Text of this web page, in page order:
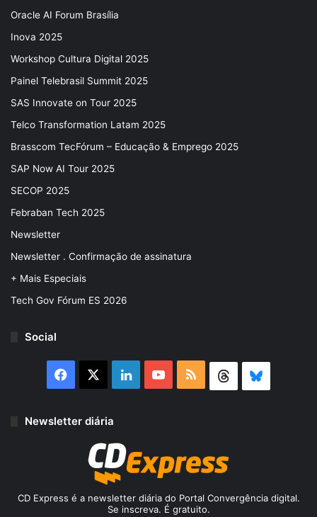
Oracle AI Forum Brasília
Inova 2025
Workshop Cultura Digital 2025
Painel Telebrasil Summit 2025
SAS Innovate on Tour 2025
Telco Transformation Latam 2025
Brasscom TecFórum – Educação & Emprego 2025
SAP Now AI Tour 2025
SECOP 2025
Febraban Tech 2025
Newsletter
Newsletter . Confirmação de assinatura
+ Mais Especiais
Tech Gov Fórum ES 2026
Social
Facebook LinkedinYouTubeRSS Threads
Newsletter diária
CD Express é a newsletter diária do Portal Convergência digital.
Se inscreva. É gratuito.